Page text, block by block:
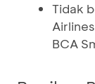
Tidak
BCA